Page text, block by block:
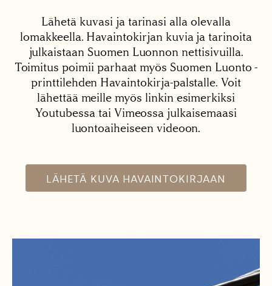
Lähetä kuvasi ja tarinasi alla olevalla
lomakkeella. Havaintokirjan kuvia ja tarinoita
julkaistaan Suomen Luonnon nettisivuilla.
Toimitus poimii parhaat myös Suomen Luonto -
printtilehden Havaintokirja-palstalle. Voit
lähettää meille myös linkin esimerkiksi
Youtubessa tai Vimeossa julkaisemaasi
luontoaiheiseen videoon.
LÄHETÄ KUVA HAVAINTOKIRJAAN